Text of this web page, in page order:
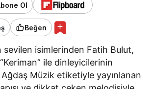
Ol
Beğen
sevilen isimlerinden Fatih Bulut,
ile dinleyicilerinin
Ağdaş Müzik etiketiyle yayınlanan